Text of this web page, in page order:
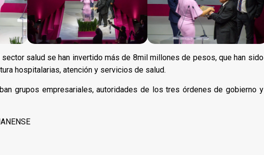
salud se han invertido más de 8mil millones de pesos, que han sido
hospitalarias, atención y servicios de salud.
grupos empresariales, autoridades de los tres órdenes de gobierno y